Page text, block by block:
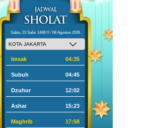
Sabtu, 23 Safar 1448 H / 08 Agustus 2026
Imsak 04:35
Subuh 04:45
Dzuhur 12:02
Ashar 15:23
Maghrib 17:58